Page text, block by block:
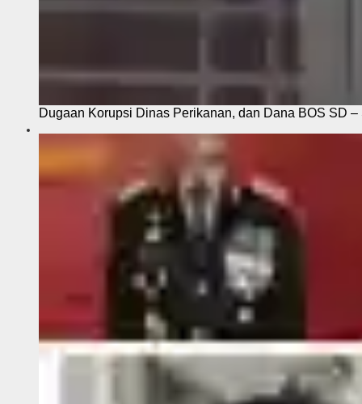
Dugaan Korupsi Dinas Perikanan, dan Dana BOS SD